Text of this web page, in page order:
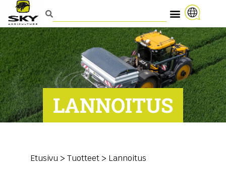
LANNOITUS
Etusivu > Tuotteet > Lannoitus